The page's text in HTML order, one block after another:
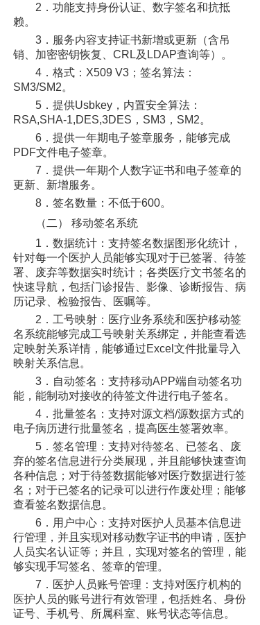
2．功能支持身份认证、数字签名和抗抵
赖。
3．服务内容支持证书新增或更新（含吊
销、加密密钥恢复、CRL及LDAP查询等）。
4．格式：X509 V3；签名算法：
SM3/SM2。
5．提供Usbkey，内置安全算法：
RSA,SHA-1,DES,3DES，SM3，SM2。
6．提供一年期电子签章服务，能够完成
PDF文件电子签章。
7．提供一年期个人数字证书和电子签章的
更新、新增服务。
8．签名数量：不低于600。
（二） 移动签名系统
1．数据统计：支持签名数据图形化统计，
针对每一个医护人员能够实现对于已签署、待签
署、废弃等数据实时统计；各类医疗文书签名的
快速导航，包括门诊报告、影像、诊断报告、病
历记录、检验报告、医嘱等。
2．工号映射：医疗业务系统和医护移动签
名系统能够完成工号映射关系绑定，并能查看选
定映射关系详情，能够通过Excel文件批量导入
映射关系信息。
3．自动签名：支持移动APP端自动签名功
能，能制动对接收的待签文件进行电子签名。
4．批量签名：支持对源文档/源数据方式的
电子病历进行批量签名，提高医生签署效率。
5．签名管理：支持对待签名、已签名、废
弃的签名信息进行分类展现，并且能够快速查询
各种信息；对于待签数据能够对医疗数据进行签
名；对于已签名的记录可以进行作废处理；能够
查看签名数据信息。
6．用户中心：支持对医护人员基本信息进
行管理，并且实现对移动数字证书的申请，医护
人员实名认证等；并且，实现对签名的管理，能
够实现手写签名、签章的管理。
7．医护人员账号管理：支持对医疗机构的
医护人员的账号进行有效管理，包括姓名、身份
证号、手机号、所属科室、账号状态等信息。